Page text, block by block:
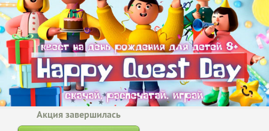
Акция завершилась